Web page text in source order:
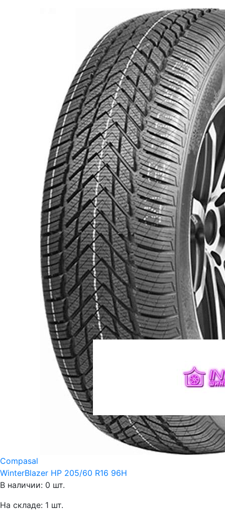
Compasal
WinterBlazer HP 205/60 R16 96H
В наличии: 0 шт.
На складе: 1 шт.